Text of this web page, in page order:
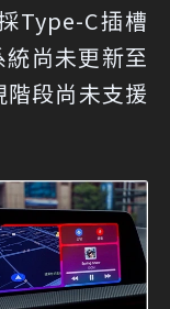
Type-C插槽
統尚未更新至
段尚未支援